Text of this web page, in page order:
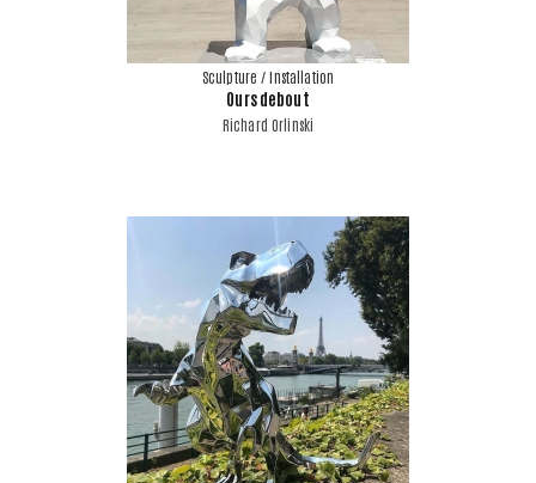
Sculpture / Installation
Ours debout
Richard Orlinski